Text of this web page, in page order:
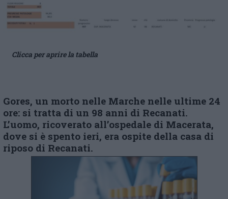
Clicca per aprire la tabella
Gores, un morto nelle Marche nelle ultime 24
ore: si tratta di un 98 anni di Recanati.
L’uomo, ricoverato all’ospedale di Macerata,
dove si è spento ieri, era ospite della casa di
riposo di Recanati.